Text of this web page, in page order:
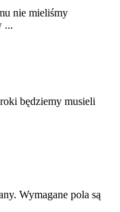
nie mieliśmy
...
będziemy musieli
Wymagane pola są